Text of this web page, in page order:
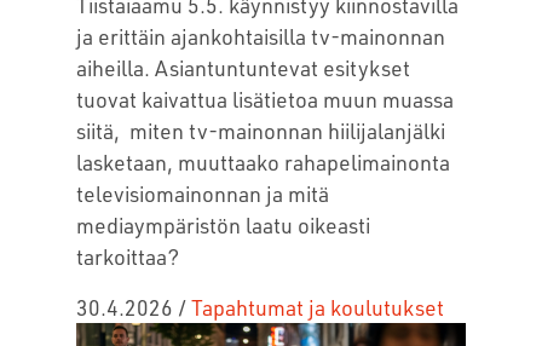
ja erittäin ajankohtaisilla tv-mainonnan
aiheilla. Asiantuntuntevat esitykset
tuovat kaivattua lisätietoa muun muassa
siitä, miten tv-mainonnan hiilijalanjälki
lasketaan, muuttaako rahapelimainonta
televisiomainonnan ja mitä
mediaympäristön laatu oikeasti
tarkoittaa?
30.4.2026 /Tapahtumat ja koulutukset